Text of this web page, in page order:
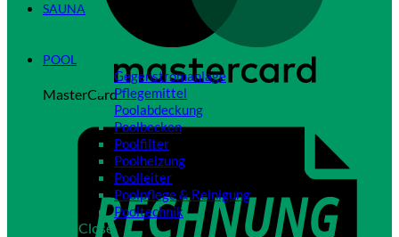
MasterCard
SAUNA
POOL
Gegenstromanlage
Pflegemittel
Poolabdeckung
Poolbecken
Poolfilter
Poolheizung
Poolleiter
Poolpflege & Reinigung
Pooltechnik
Close